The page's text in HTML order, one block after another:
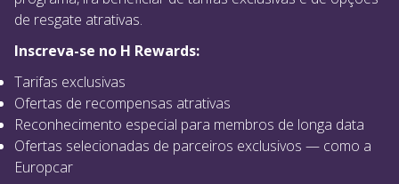
Tarifas exclusivas
Ofertas de recompensas atrativas
Reconhecimento especial para membros de longa data
Ofertas selecionadas de parceiros exclusivos — como a
Europcar
TORNA-TE MEMBRO AGORA